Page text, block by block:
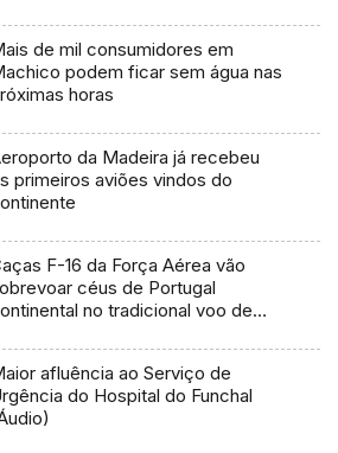
de mil consumidores em
podem ficar sem água nas
horas
da Madeira já recebeu
primeiros aviões vindos do
F-16 da Força Aérea vão
céus de Portugal
no tradicional voo de
afluência ao Serviço de
do Hospital do Funchal